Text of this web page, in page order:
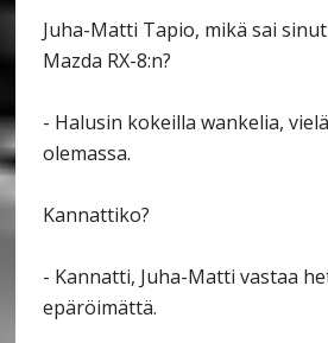
Juha-Matti Tapio, mikä sai
Mazda RX-8:n?
- Halusin kokeilla wankelia,
olemassa.
Kannattiko?
- Kannatti, Juha-Matti vastaa
epäröimättä.